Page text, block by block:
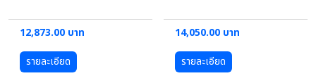
12,873.00 บาท
รายละเอียด
14,050.00 บาท
รายละเอียด